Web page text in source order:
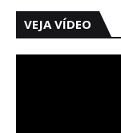
VEJA VÍDEO